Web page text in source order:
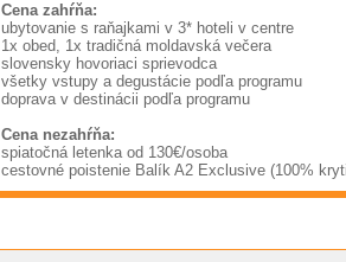
Cena zahŕňa:
ubytovanie s raňajkami v 3* hoteli v centre
1x obed, 1x tradičná moldavská večera
slovensky hovoriaci sprievodca
všetky vstupy a degustácie podľa programu
doprava v destinácii podľa programu
Cena nezahŕňa:
spiatočná letenka od 130€/osoba
cestovné poistenie Balík A2 Exclusive (100%